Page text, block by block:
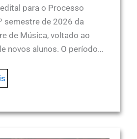
para o Processo
semestre de 2026 da
de Música, voltado ao
novos alunos. O período…